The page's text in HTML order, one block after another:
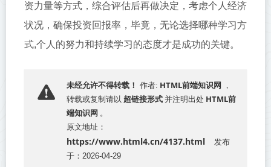
资力量等方式，综合评估后再做决定，考虑个人经济
状况，确保投资回报率，毕竟，无论选择哪种学习方
式,个人的努力和持续学习的态度才是成功的关键。
未经允许不得转载！ 作者: HTML前端知识网 ，
转载或复制请以 超链接形式 并注明出处 HTML前
端知识网 。
原文地址：
https://www.html4.cn/4137.html
发布
于：2026-04-29